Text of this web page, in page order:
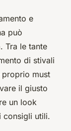
tra
per un
e
può
Tra le tante
di stivali
proprio must
il giusto
un look
consigli utili.